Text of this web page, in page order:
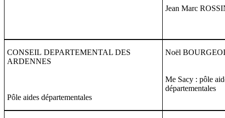
Jean Marc
CONSEIL DEPARTEMENTAL DES
ARDENNES
Pôle aides départementales
Noël
Me Sacy : pôle
départementales